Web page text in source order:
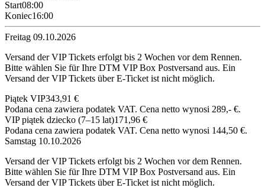
Start08:00
Koniec16:00
Freitag 09.10.2026
Versand der VIP Tickets erfolgt bis 2 Wochen vor dem Rennen.
Bitte wählen Sie für Ihre DTM VIP Box Postversand aus. Ein
Versand der VIP Tickets über E-Ticket ist nicht möglich.
Piątek VIP343,91 €
Podana cena zawiera podatek VAT. Cena netto wynosi 289,- €.
VIP piątek dziecko (7–15 lat)171,96 €
Podana cena zawiera podatek VAT. Cena netto wynosi 144,50 €.
Samstag 10.10.2026
Versand der VIP Tickets erfolgt bis 2 Wochen vor dem Rennen.
Bitte wählen Sie für Ihre DTM VIP Box Postversand aus. Ein
Versand der VIP Tickets über E-Ticket ist nicht möglich.